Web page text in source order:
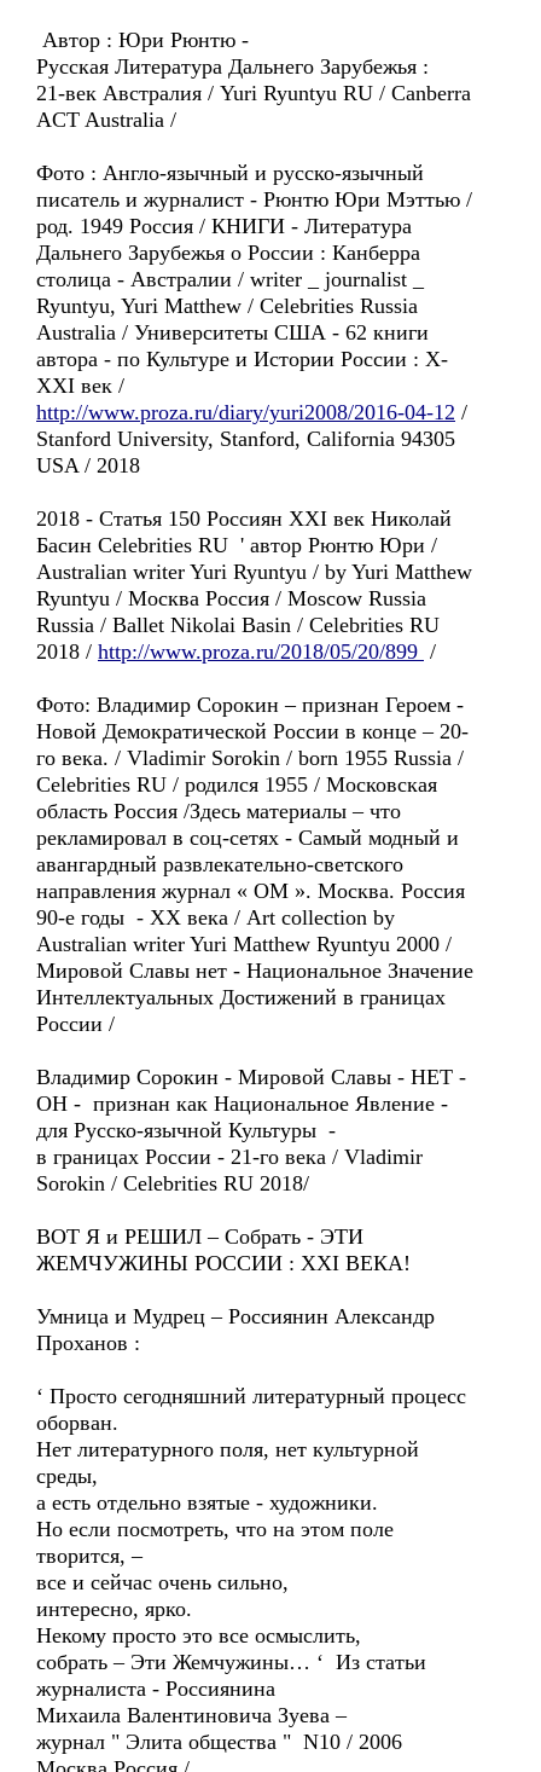
Автор : Юри Рюнтю -
Русская Литература Дальнего Зарубежья :
21-век Австралия / Yuri Ryuntyu RU / Canberra
ACT Australia /
Фото : Англо-язычный и русско-язычный
писатель и журналист - Рюнтю Юри Мэттью /
род. 1949 Россия / КНИГИ - Литература
Дальнего Зарубежья о России : Канберра
столица - Австралии / writer _ journalist _
Ryuntyu, Yuri Matthew / Celebrities Russia
Australia / Университеты США - 62 книги
автора - по Культуре и Истории России : X-
XXI век /
http://www.proza.ru/diary/yuri2008/2016-04-12 /
Stanford University, Stanford, California 94305
USA / 2018
2018 - Статья 150 Россиян XXI век Николай
Басин Celebrities RU ' автор Рюнтю Юри /
Australian writer Yuri Ryuntyu / by Yuri Matthew
Ryuntyu / Москва Россия / Moscow Russia
Russia / Ballet Nikolai Basin / Celebrities RU
2018 / http://www.proza.ru/2018/05/20/899 /
Фото: Владимир Сорокин – признан Героем -
Новой Демократической России в конце – 20-
го века. / Vladimir Sorokin / born 1955 Russia /
Celebrities RU / родился 1955 / Московская
область Россия /Здесь материалы – что
рекламировал в соц-сетях - Самый модный и
авангардный развлекательно-светского
направления журнал « ОМ ». Москва. Россия
90-е годы - XX века / Art collection by
Australian writer Yuri Matthew Ryuntyu 2000 /
Мировой Славы нет - Национальное Значение
Интеллектуальных Достижений в границах
России /
Владимир Сорокин - Мировой Славы - НЕТ -
ОН - признан как Национальное Явление -
для Русско-язычной Культуры -
в границах России - 21-го века / Vladimir
Sorokin / Celebrities RU 2018/
ВОТ Я и РЕШИЛ – Собрать - ЭТИ
ЖЕМЧУЖИНЫ РОССИИ : XXI ВЕКА!
Умница и Мудрец – Россиянин Александр
Проханов :
‘ Просто сегодняшний литературный процесс
оборван.
Нет литературного поля, нет культурной
среды,
а есть отдельно взятые - художники.
Но если посмотреть, что на этом поле
творится, –
все и сейчас очень сильно,
интересно, ярко.
Некому просто это все осмыслить,
собрать – Эти Жемчужины… ‘ Из статьи
журналиста - Россиянина
Михаила Валентиновича Зуева –
журнал " Элита общества " N10 / 2006